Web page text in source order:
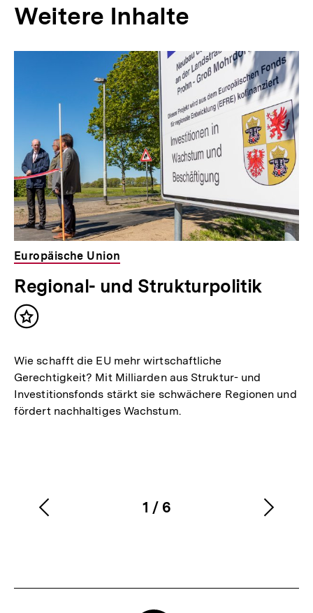
Weitere Inhalte
Europäische Union
Regional- und Strukturpolitik
Inhalt
Wie schafft die EU mehr wirtschaftliche
Gerechtigkeit? Mit Milliarden aus Struktur- und
Investitionsfonds stärkt sie schwächere Regionen und
fördert nachhaltiges Wachstum.
Karussellinhalt
1
von
/ 6
Vorherigen